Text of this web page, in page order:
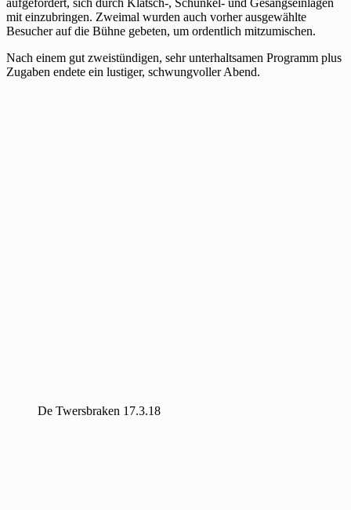
mit einzubringen. Zweimal wurden auch vorher ausgewählte
Besucher auf die Bühne gebeten, um ordentlich mitzumischen.
Nach einem gut zweistündigen, sehr unterhaltsamen Programm plus
Zugaben endete ein lustiger, schwungvoller Abend.
De Twersbraken 17.3.18